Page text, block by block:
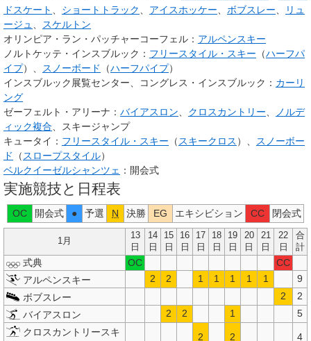
ドスケート 、 ショートトラック、 アイスホッケー、 ボブスレー、
リュ
ージュ、 スケルトン
オリンピア・ラン・パッチャーコーフェル： アルペンスキー
ノルトケッテ・インスブルック： フリースタイル・スキー （ハーフパ
イプ）、 スノーボード （ハーフパイプ）
インスブルック展覧センター、コングレス・インスブルック： カーリ
ング
ゼーフェルト・アリーナ： バイアスロン、 クロスカントリー、
ノルデ
ィック複合、スキージャンプ
キュータイ： フリースタイル・スキー （スキークロス ）、 スノーボー
ド
（スロープスタイル）
ベルクイーゼルシャンツェ ：開会式
実施競技と日程表
OC 開会式 ● 予選 N 決勝 EG エキシビション CC 閉会式
1月
13
日
14
日
15
日
16
日
17
日
18
日
19
日
20
日
21
日
22
日
合
計
式典 OC
CC
アルペンスキー
2 2 1 1 1 1 1
9
ボブスレー
2
2
バイアスロン
2 2 1
5
クロスカントリースキ
2 2 4